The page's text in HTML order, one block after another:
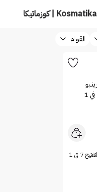
Kosmatika | كوزماتيكا
القوام
كوزمتيكا كريم الرينبو للنضارة والتفتيح 7 في 1